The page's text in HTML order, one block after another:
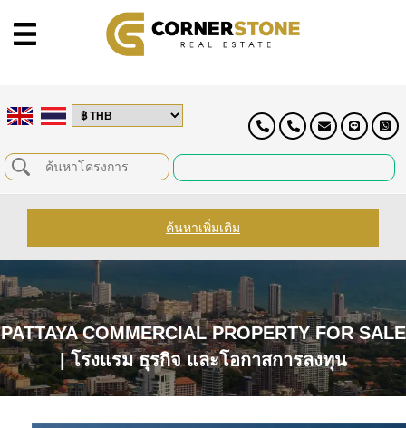
ค้นหาเพิ่มเติม
PATTAYA COMMERCIAL PROPERTY FOR SALE
| โรงแรม ธุรกิจ และโอกาสการลงทุน